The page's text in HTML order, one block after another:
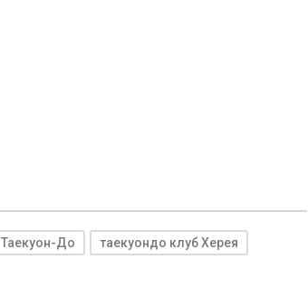
Таекуон-До таекуондо клуб Херея